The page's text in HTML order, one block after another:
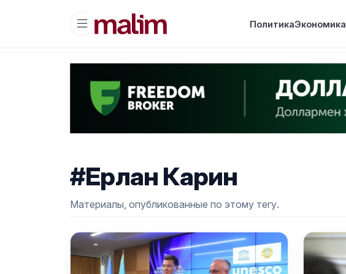
ПолитикаЭкономика
#Ерлан Карин
Материалы, опубликованные по этому тегу.